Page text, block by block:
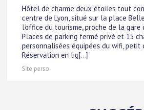
Hôtel de charme deux étoiles tout
centre de Lyon, situé sur la place
l'office du tourisme, proche de la gare
Places de parking fermé privé et 15
personnalisées équipées du wifi, petit
Réservation en lig[...]
Site perso